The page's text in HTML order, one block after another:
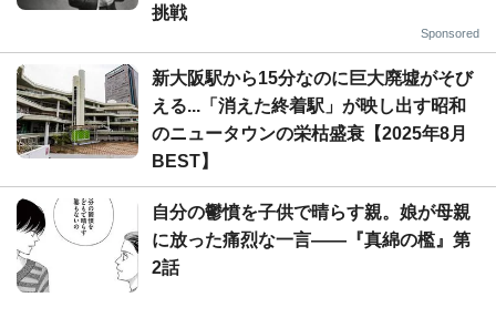
挑戦
Sponsored
新大阪駅から15分なのに巨大廃墟がそび
える...「消えた終着駅」が映し出す昭和
のニュータウンの栄枯盛衰【2025年8月
BEST】
自分の鬱憤を子供で晴らす親。娘が母親
に放った痛烈な一言――『真綿の檻』第
2話